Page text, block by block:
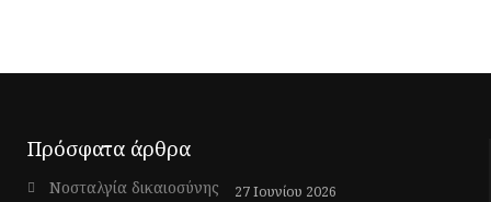
Πρόσφατα άρθρα
Νοσταλγία δικαιοσύνης 27 Ιουνίου 2026